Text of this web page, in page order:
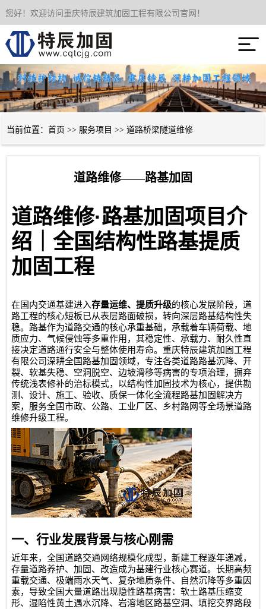
您好！欢迎访问重庆特辰建筑加固工程有限公司官网！

网站首页
服务项目
联系我们
当前位置： 首页 >> 服务项目 >> 道路桥梁隧道维修
道路维修——路基加固
道路维修·路基加固项目介
绍｜全国结构性路基提质
加固工程
在国内交通基建进入存量运维、提质升级的核心发展阶段，道
路工程的核心短板已从表层路面破损，转向深层路基结构性失
稳。路基作为道路交通的核心承重基础，承载着车辆荷载、地
质应力、气候侵蚀等多重作用，其稳定性、承载力、耐久性直
接决定道路通行安全与整体使用寿命。重庆特辰建筑加固工程
有限公司深耕全国路基加固领域，专注各类道路路基沉降、开
裂、软基失稳、空洞脱空、边坡滑移等病害的专项治理，摒弃
传统浅表修补的治标模式，以结构性加固技术为核心，提供勘
测、设计、施工、验收、质保一体化全流程路基加固解决方
案，服务全国市政、公路、工业厂区、乡村路网等全场景道路
维修升级工程。
一、行业发展背景与核心刚需
近年来，全国道路交通网络规模化成型，新建工程逐年递减，
存量道路养护、加固、改造成为基建行业核心赛道。长期高频
重载交通、极端雨水天气、复杂地质条件、自然沉降等多重因
素，导致全国大量道路出现隐性路基病害：软土路基压缩变
形、湿陷性黄土遇水沉降、岩溶地区路基空洞、填挖交界路段